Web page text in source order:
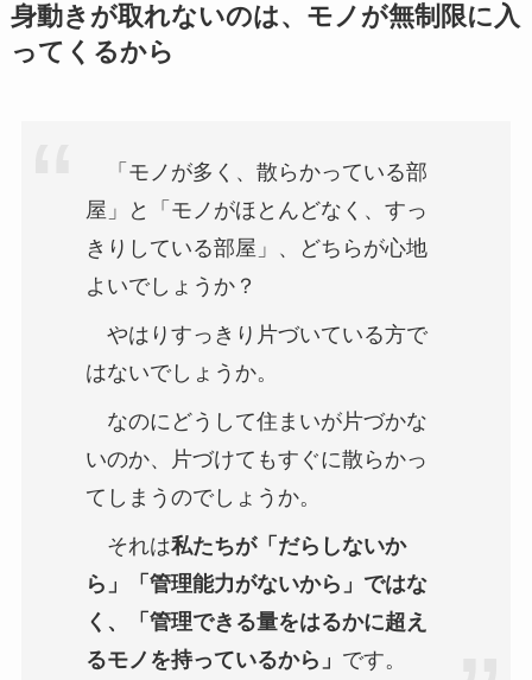
身動きが取れないのは、モノが無制限に入
ってくるから
「モノが多く、散らかっている部
屋」と「モノがほとんどなく、すっ
きりしている部屋」、どちらが心地
よいでしょうか？
やはりすっきり片づいている方で
はないでしょうか。
なのにどうして住まいが片づかな
いのか、片づけてもすぐに散らかっ
てしまうのでしょうか。
それは私たちが「だらしないか
ら」「管理能力がないから」ではな
く、「管理できる量をはるかに超え
るモノを持っているから」 です。